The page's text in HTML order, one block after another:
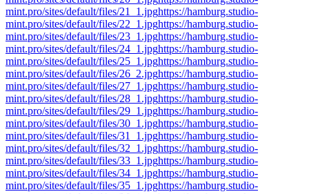
mint.pro/sites/default/files/21_1.jpghttps://hamburg.studio-
mint.pro/sites/default/files/22_1.jpghttps://hamburg.studio-
mint.pro/sites/default/files/23_1.jpghttps://hamburg.studio-
mint.pro/sites/default/files/24_1.jpghttps://hamburg.studio-
mint.pro/sites/default/files/25_1.jpghttps://hamburg.studio-
mint.pro/sites/default/files/26_2.jpghttps://hamburg.studio-
mint.pro/sites/default/files/27_1.jpghttps://hamburg.studio-
mint.pro/sites/default/files/28_1.jpghttps://hamburg.studio-
mint.pro/sites/default/files/29_1.jpghttps://hamburg.studio-
mint.pro/sites/default/files/30_1.jpghttps://hamburg.studio-
mint.pro/sites/default/files/31_1.jpghttps://hamburg.studio-
mint.pro/sites/default/files/32_1.jpghttps://hamburg.studio-
mint.pro/sites/default/files/33_1.jpghttps://hamburg.studio-
mint.pro/sites/default/files/34_1.jpghttps://hamburg.studio-
mint.pro/sites/default/files/35_1.jpghttps://hamburg.studio-